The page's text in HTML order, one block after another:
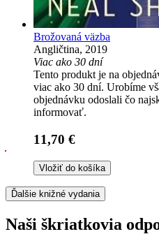
Brožovaná väzba
Angličtina, 2019
Viac ako 30 dní
Tento produkt je na
viac ako 30 dní. Urobíme
objednávku odoslali čo
informovať.
11,70 €
Vložiť do košíka
Ďalšie knižné vydania
Naši škriatkovia